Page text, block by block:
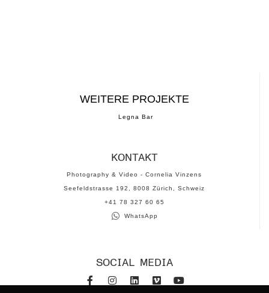
WEITERE PROJEKTE
Legna Bar
KONTAKT
Photography & Video - Cornelia Vinzens
Seefeldstrasse 192, 8008 Zürich, Schweiz
‪+41 78 327 60 65‬
WhatsApp
SOCIAL MEDIA